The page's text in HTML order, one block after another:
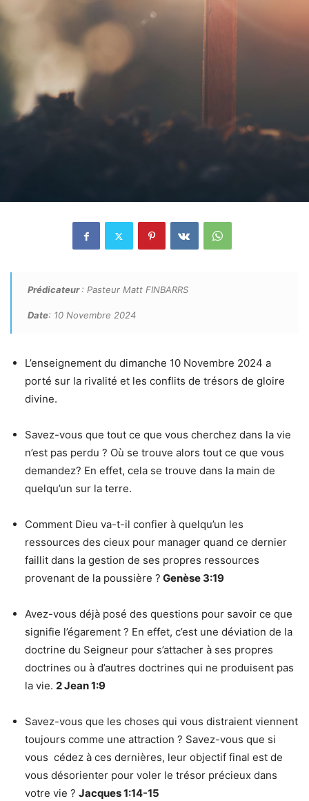
Prédicateur: Pasteur Matt FINBARRS
Date: 10 Novembre 2024
L’enseignement du dimanche 10 Novembre 2024 a
porté sur la rivalité et les conflits de trésors de gloire
divine.
Savez-vous que tout ce que vous cherchez dans la vie
n’est pas perdu ? Où se trouve alors tout ce que vous
demandez? En effet, cela se trouve dans la main de
quelqu’un sur la terre.
Comment Dieu va-t-il confier à quelqu’un les
ressources des cieux pour manager quand ce dernier
faillit dans la gestion de ses propres ressources
provenant de la poussière ? Genèse 3:19
Avez-vous déjà posé des questions pour savoir ce que
signifie l’égarement ? En effet, c’est une déviation de la
doctrine du Seigneur pour s’attacher à ses propres
doctrines ou à d’autres doctrines qui ne produisent pas
la vie. 2 Jean 1:9
Savez-vous que les choses qui vous distraient viennent
toujours comme une attraction ? Savez-vous que si
vous cédez à ces dernières, leur objectif final est de
vous désorienter pour voler le trésor précieux dans
votre vie ? Jacques 1:14-15